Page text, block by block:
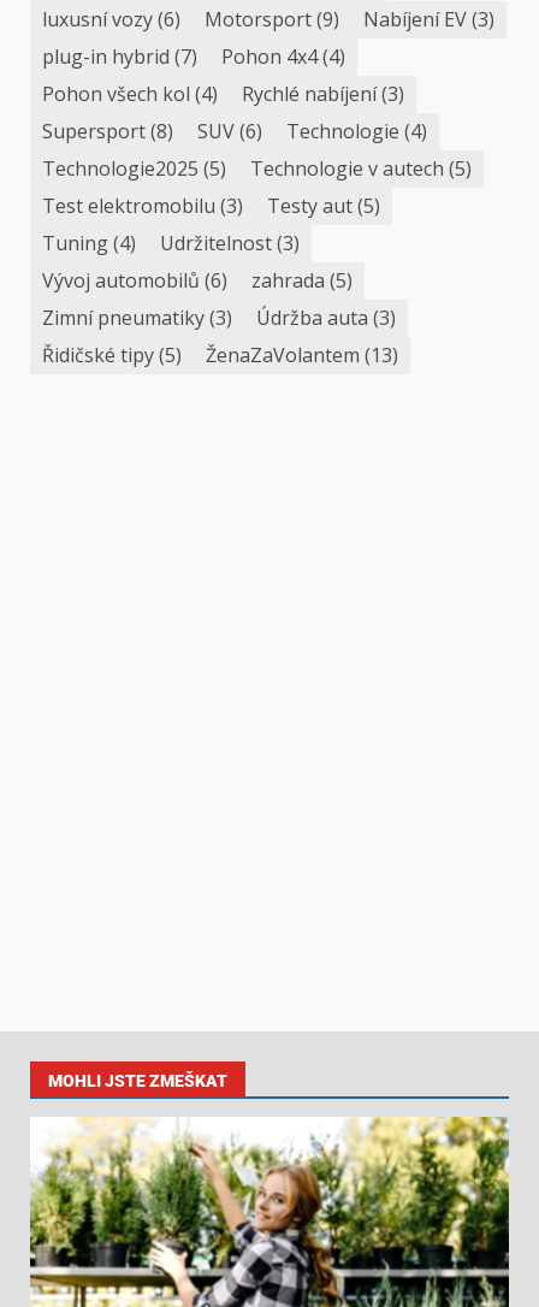
luxusní vozy(6) Motorsport(9) Nabíjení EV(3)
plug-in hybrid (7) Pohon 4x4(4)
Pohon všech kol (4) Rychlé nabíjení(3)
Supersport(8) SUV(6) Technologie (4)
Technologie2025 (5) Technologie v autech (5)
Test elektromobilu (3) Testy aut(5)
Tuning(4) Udržitelnost(3)
Vývoj automobilů (6) zahrada (5)
Zimní pneumatiky(3) Údržba auta (3)
Řidičské tipy(5) ŽenaZaVolantem (13)
MOHLI JSTE ZMEŠKAT